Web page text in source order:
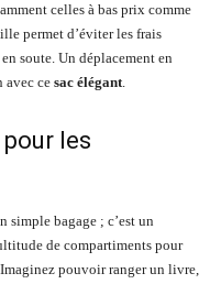
celles à bas prix comme
permet d’éviter les frais
soute. Un déplacement en
avec ce sac élégant.
les
simple bagage ; c’est un
de compartiments pour
pouvoir ranger un livre,